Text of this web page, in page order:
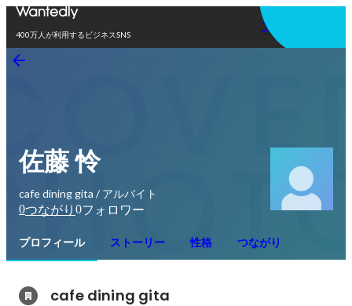
400万人が利用するビジネスSNS
アプリを使う
佐藤 怜
cafe dining gita / アルバイト
0つながり 0フォロワー
プロフィール ストーリー 性格 つながり
cafe dining gita